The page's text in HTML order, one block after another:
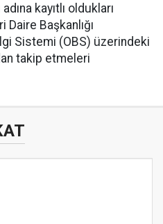
kayıtlı oldukları
Başkanlığı
Sistemi (OBS) üzerindeki
takip etmeleri